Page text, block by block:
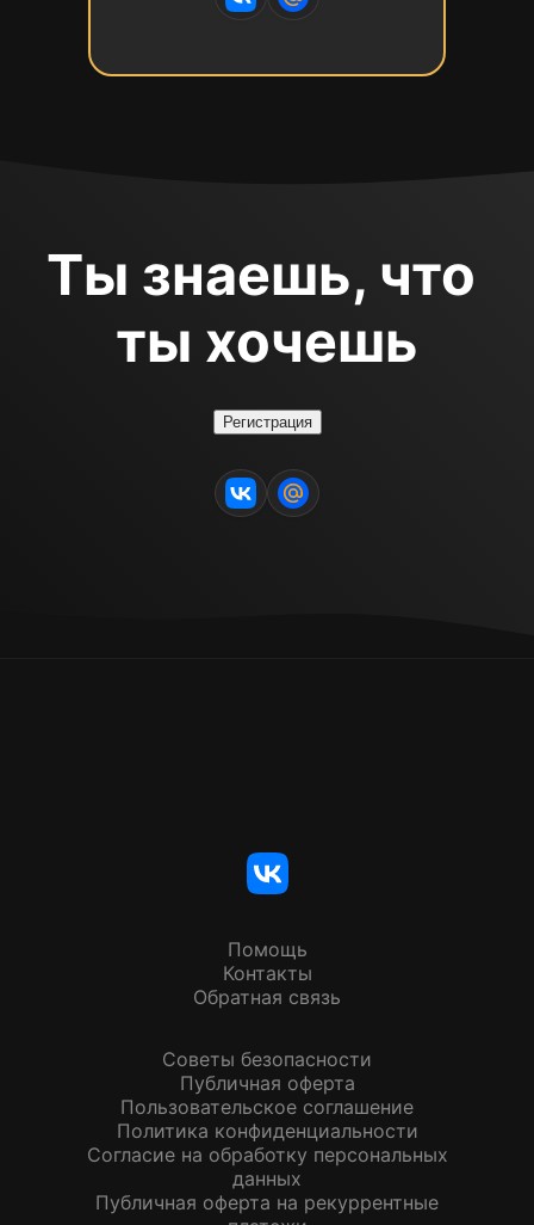
Ты знаешь, что
ты хочешь
Регистрация
Помощь
Контакты
Обратная связь
Советы безопасности
Публичная оферта
Пользовательское соглашение
Политика конфиденциальности
Согласие на обработку персональных
данных
Публичная оферта на рекуррентные